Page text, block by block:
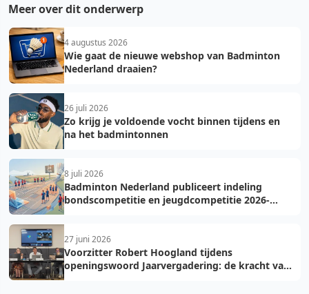
Meer over dit onderwerp
4 augustus 2026
Wie gaat de nieuwe webshop van Badminton
Nederland draaien?
26 juli 2026
Zo krijg je voldoende vocht binnen tijdens en
na het badmintonnen
8 juli 2026
Badminton Nederland publiceert indeling
bondscompetitie en jeugdcompetitie 2026-
27 juni 2026
Voorzitter Robert Hoogland tijdens
openingswoord Jaarvergadering: de kracht van